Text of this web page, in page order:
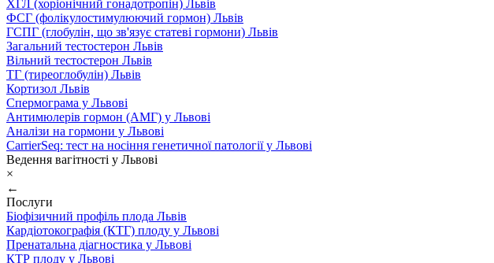
ХГЛ (хоріонічний гонадотропін) Львів
ФСГ (фолікулостимулюючий гормон) Львів
ГСПГ (глобулін, що зв'язує статеві гормони) Львів
Загальний тестостерон Львів
Вільний тестостерон Львів
ТГ (тиреоглобулін) Львів
Кортизол Львів
Спермограма у Львові
Антимюлерів гормон (АМГ) у Львові
Аналізи на гормони у Львові
CarrierSeq: тест на носіння генетичної патології у Львові
Ведення вагітності у Львові
×
←
Послуги
Біофізичний профіль плода Львів
Кардіотокографія (КТГ) плоду у Львові
Пренатальна діагностика у Львові
КТР плоду у Львові